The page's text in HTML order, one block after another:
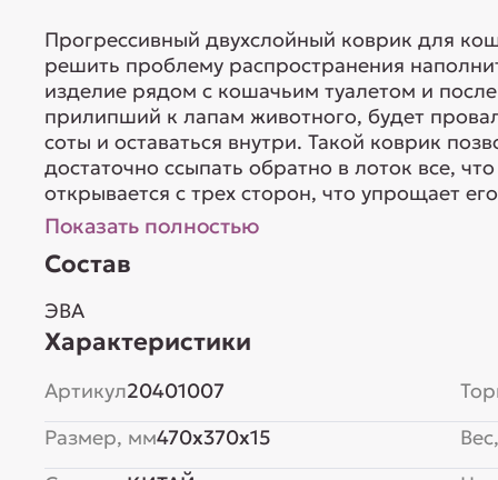
Прогрессивный двухслойный коврик для
решить проблему распространения
изделие рядом с кошачьим туалетом и
прилипший к лапам животного, будет
соты и оставаться внутри. Такой коврик
достаточно ссыпать обратно в лоток все,
открывается с трех сторон, что упрощает
Показать полностью
Состав
ЭВА
Характеристики
Артикул20401007
Размер, мм470x370x15